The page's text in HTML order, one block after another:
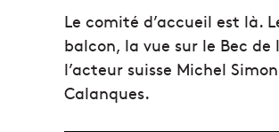
Le comité d’accueil est là.
balcon, la vue sur le Bec de
l’acteur suisse Michel
Calanques.